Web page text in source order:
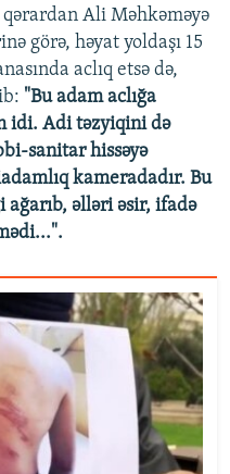
Ali Məhkəməyə
görə, həyat yoldaşı 15
aclıq etsə də,
"Bu adam aclığa
idi. Adi təzyiqini də
sanitar hissəyə
kameradadır. Bu
ağarıb, əlləri əsir, ifadə